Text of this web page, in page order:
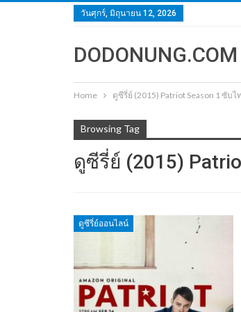
วันศุกร์, มิถุนายน 12, 2026
DODONUNG.COM
Home ดูซีรี่ย์ (2015) Patriot Season 1 ซับไ
Browsing Tag
ดูซีรี่ย์ (2015)
ดูซีรี่ย์ออนไลน์